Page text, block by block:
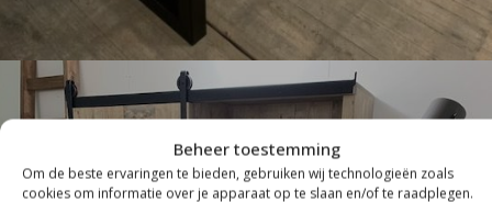
Beheer toestemming
Om de beste ervaringen te bieden, gebruiken wij technologieën zoals
cookies om informatie over je apparaat op te slaan en/of te raadplegen.